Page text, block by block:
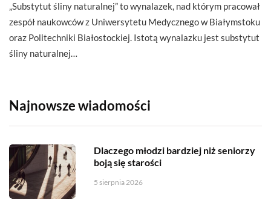
„Substytut śliny naturalnej” to wynalazek, nad którym pracował
zespół naukowców z Uniwersytetu Medycznego w Białymstoku
oraz Politechniki Białostockiej. Istotą wynalazku jest substytut
śliny naturalnej…
Najnowsze wiadomości
Dlaczego młodzi bardziej niż seniorzy
boją się starości
5 sierpnia 2026